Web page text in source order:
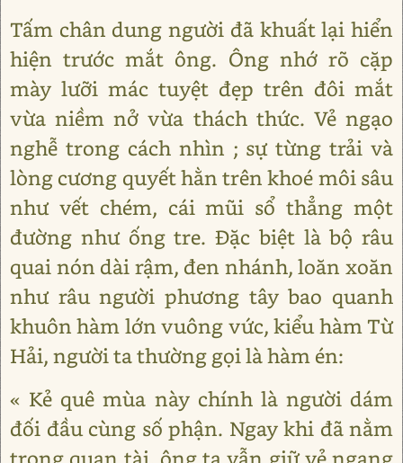
Tấm chân dung người đã khuất lại hiển
hiện trước mắt ông. Ông nhớ rõ cặp
mày lưỡi mác tuyệt đẹp trên đôi mắt
vừa niềm nở vừa thách thức. Vẻ ngạo
nghễ trong cách nhìn ; sự từng trải và
lòng cương quyết hằn trên khoé môi sâu
như vết chém, cái mũi sổ thẳng một
đường như ống tre. Đặc biệt là bộ râu
quai nón dài rậm, đen nhánh, loăn xoăn
như râu người phương tây bao quanh
khuôn hàm lớn vuông vức, kiểu hàm Từ
Hải, người ta thường gọi là hàm én:
« Kẻ quê mùa này chính là người dám
đối đầu cùng số phận. Ngay khi đã nằm